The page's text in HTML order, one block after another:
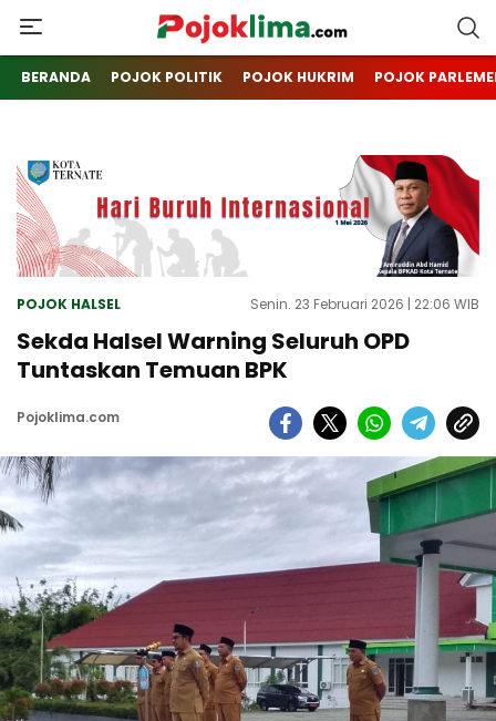
pojoklima.com
Mojokin
BERANDA POJOK POLITIK POJOK HUKRIM POJOK
POJOK HALSEL Senin. 23 Februari 2026 | 22:06 WIB
Sekda Halsel Warning Seluruh OPD
Tuntaskan Temuan BPK
Pojoklima.com